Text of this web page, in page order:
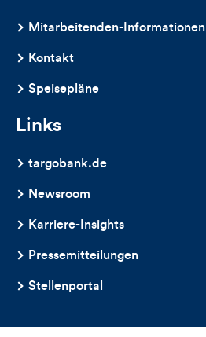
Mitarbeitenden-Informationen
Kontakt
Speisepläne
Links
targobank.de
Newsroom
Karriere-Insights
Pressemitteilungen
Stellenportal